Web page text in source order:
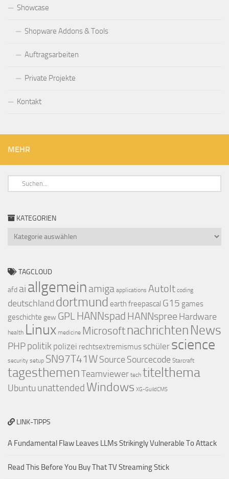
Showcase
Shopware Addons & Tools
Auftragsarbeiten
Private Projekte
Kontakt
MEHR
KATEGORIEN
TAGCLOUD
afd ai allgemein amiga applications AutoIt coding
deutschland dortmund earth freepascal G15 games
geschichte gew GPL HANNspad HANNspree Hardware
health Linux medicine Microsoft nachrichten News
PHPpolitik polizei rechtsextremismus schüler science
security setup SN97T41WSource Sourcecode Starcraft
tagesthemenTeamviewer tech titelthema
Ubuntu unattended Windows XG-GuildCMS
LINK-TIPPS
A Fundamental Flaw Leaves LLMs Strikingly Vulnerable To Attack
Read This Before You Buy That TV Streaming Stick